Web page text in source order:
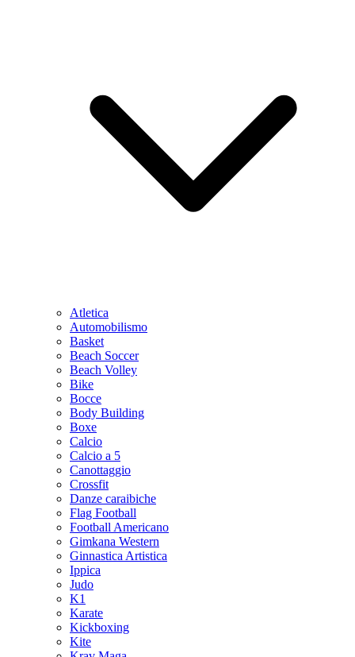
Atletica
Automobilismo
Basket
Beach Soccer
Beach Volley
Bike
Bocce
Body Building
Boxe
Calcio
Calcio a 5
Canottaggio
Crossfit
Danze caraibiche
Flag Football
Football Americano
Gimkana Western
Ginnastica Artistica
Ippica
Judo
K1
Karate
Kickboxing
Kite